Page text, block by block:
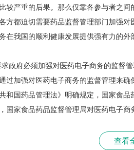
较严重的后果。那么仅靠各参与者之
方都迫切需要药品监督管理部门加强
在我国的顺利健康发展提供强有力的外
政府必须加强对医药电子商务的监督
过加强对医药电子商务的监督管理来
和国药品管理法》明确规定，国家食
国家食品药品监督管理局对医药电子
查看